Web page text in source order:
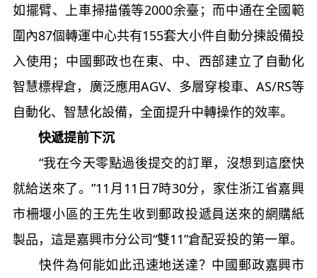
如擺臂、上車掃描儀等2000余臺；而中通在全國範
圍內87個轉運中心共有155套大小件自動分揀設備投
入使用；中國郵政也在東、中、西部建立了自動化
智慧標桿倉，廣泛應用AGV、多層穿梭車、AS/RS等
自動化、智慧化設備，全面提升中轉操作的效率。
快遞提前下沉
“我在今天零點過後提交的訂單，沒想到這麼快
就給送來了。”11月11日7時30分，家住浙江省嘉興
市柵堰小區的王先生收到郵政投遞員送來的網購紙
製品，這是嘉興市分公司“雙11”倉配妥投的第一單。
快件為何能如此迅速地送達？中國郵政嘉興市